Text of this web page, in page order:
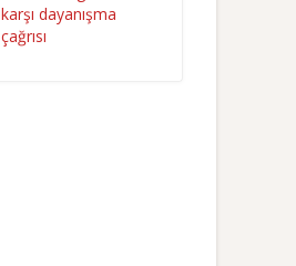
karşı dayanışma
çağrısı